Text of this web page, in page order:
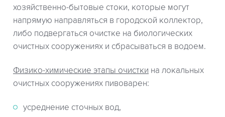
хозяйственно-бытовые стоки, которые могут
напрямую направляться в городской коллектор,
либо подвергаться очистке на биологических
очистных сооружениях и сбрасываться в водоем.
Физико-химические этапы очистки на локальных
очистных сооружениях пивоварен:
усреднение сточных вод,